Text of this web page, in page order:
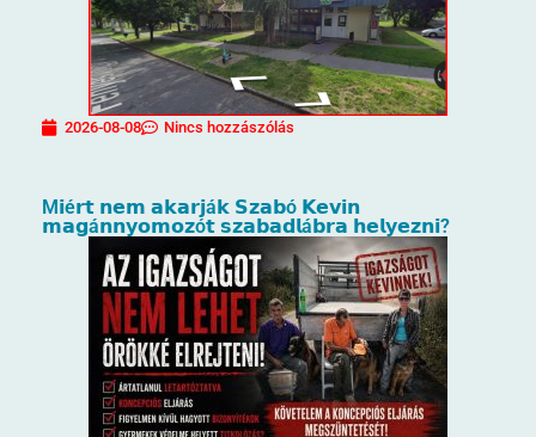
2026-08-08 Nincs hozzászólás
M𝗶é𝗿𝘁 𝗻𝗲𝗺 𝗮𝗸𝗮𝗿𝗷á𝗸 𝗦𝘇𝗮𝗯ó 𝗞𝗲𝘃𝗶𝗻
𝗺𝗮𝗴á𝗻𝗻𝘆𝗼𝗺𝗼𝘇ó𝘁 𝘀𝘇𝗮𝗯𝗮𝗱𝗹á𝗯𝗿𝗮 𝗵𝗲𝗹𝘆𝗲𝘇𝗻𝗶?